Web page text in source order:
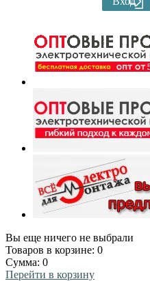
Вы еще ничего не выбрали
Товаров в корзине: 0
Сумма: 0
Перейти в корзину